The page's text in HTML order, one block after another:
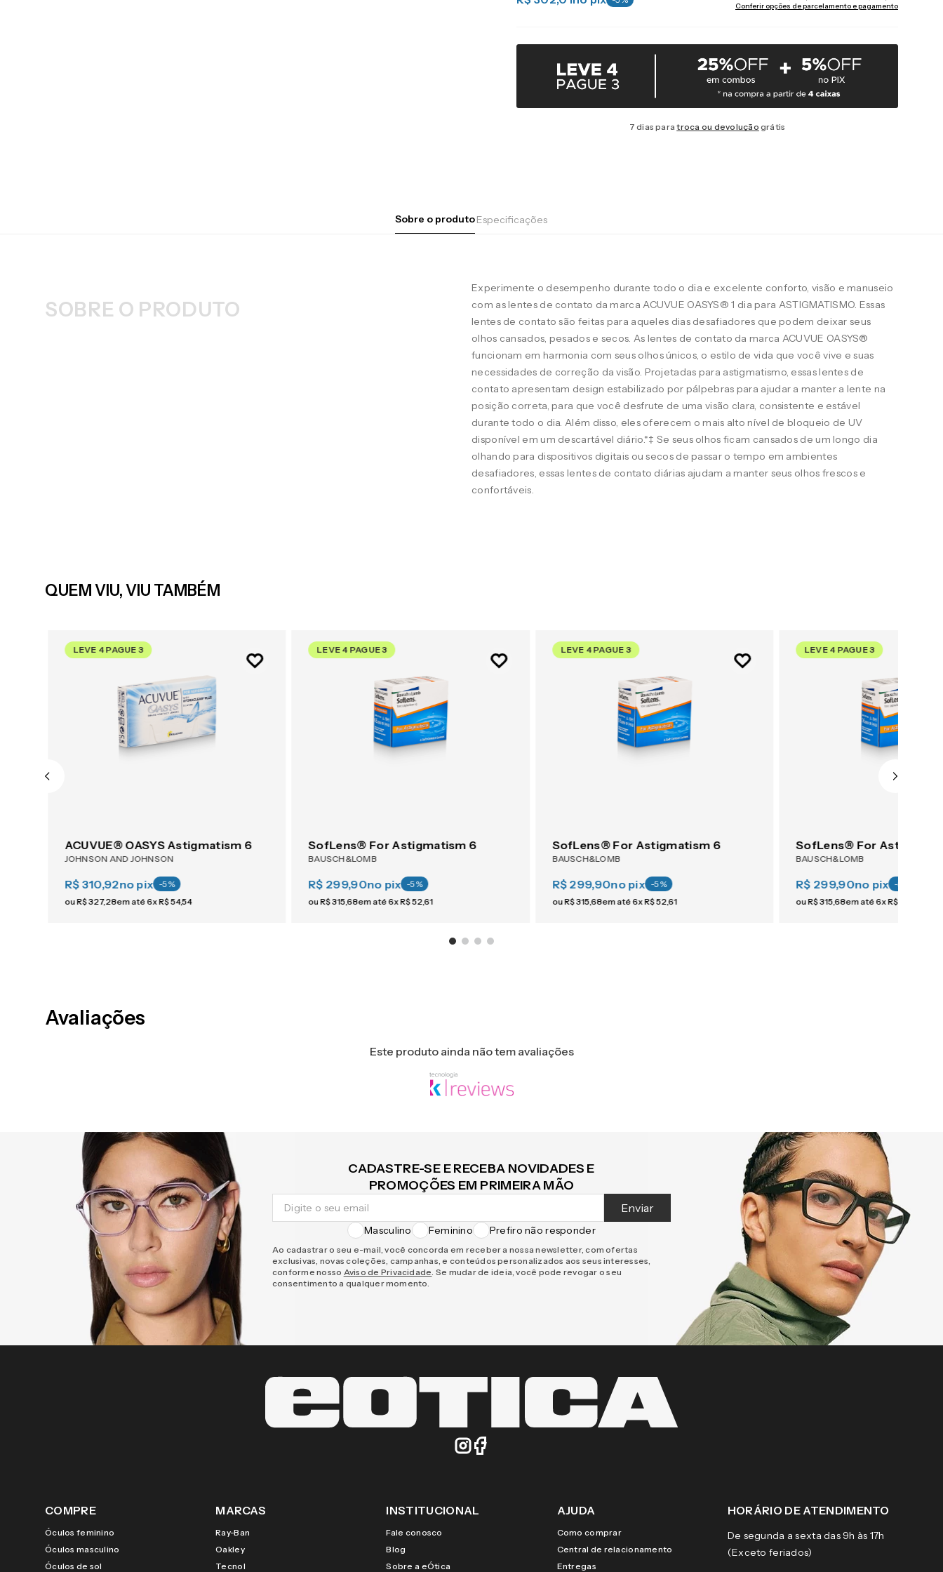
Conferir opções de parcelamento e pagamento
7 dias paratroca ou devolução grátis
Sobre o produtoEspecificações
SOBRE O PRODUTO
Experimente o desempenho durante todo o dia e excelente conforto, visão e manuseio
com as lentes de contato da marca ACUVUE OASYS® 1 dia para ASTIGMATISMO. Essas
lentes de contato são feitas para aqueles dias desafiadores que podem deixar seus
olhos cansados, pesados e secos. As lentes de contato da marca ACUVUE OASYS®
funcionam em harmonia com seus olhos únicos, o estilo de vida que você vive e suas
necessidades de correção da visão. Projetadas para astigmatismo, essas lentes de
contato apresentam design estabilizado por pálpebras para ajudar a manter a lente na
posição correta, para que você desfrute de uma visão clara, consistente e estável
durante todo o dia. Além disso, eles oferecem o mais alto nível de bloqueio de UV
disponível em um descartável diário.*‡ Se seus olhos ficam cansados de um longo dia
olhando para dispositivos digitais ou secos de passar o tempo em ambientes
desafiadores, essas lentes de contato diárias ajudam a manter seus olhos frescos e
confortáveis.
QUEM VIU, VIU TAMBÉM
LEVE 4 PAGUE 3
ACUVUE® OASYS Astigmatism 6
JOHNSON AND JOHNSON
R$ 310,92no pix -5%
ouR$327,28em até6xR$54,54
LEVE 4 PAGUE 3
SofLens® For Astigmatism 6
BAUSCH&LOMB
R$ 299,90no pix -5%
ouR$315,68em até6xR$52,61
LEVE 4 PAGUE 3
SofLens® For Astigmatism 6
BAUSCH&LOMB
R$ 299,90no pix -5%
ouR$315,68em até6xR$52,61
LEVE 4 PAGUE 3
SofLens® For
BAUSCH&LOMB
R$ 299,90no pix -5
ouR$315,68em até6xR$
Avaliações
Este produto ainda não tem avaliações
CADASTRE-SE E RECEBA NOVIDADES E
PROMOÇÕES EM PRIMEIRA MÃO
Enviar
Masculino Feminino Prefiro não responder
Ao cadastrar o seu e-mail, você concorda em receber a nossa newsletter, com ofertas
exclusivas, novas coleções, campanhas, e conteúdos personalizados aos seus interesses,
conforme nosso Aviso de Privacidade. Se mudar de ideia, você pode revogar o seu
consentimento a qualquer momento.
COMPRE
Óculos feminino
Óculos masculino
Óculos de sol
MARCAS
Ray-Ban
Oakley
Tecnol
INSTITUCIONAL
Fale conosco
Blog
Sobre a eÓtica
AJUDA
Como comprar
Central de relacionamento
Entregas
HORÁRIO DE ATENDIMENTO
De segunda a sexta das 9h às 17h
(Exceto feriados)